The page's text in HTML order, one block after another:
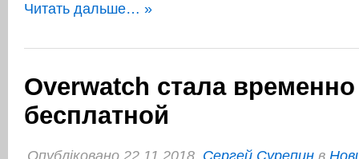
Читать дальше… »
Overwatch стала временно
бесплатной
Опубліковано 22.11.2018, Сергей Сурепин в